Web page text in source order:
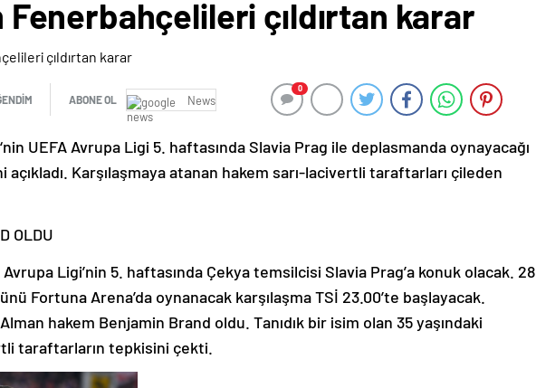
Fenerbahçelileri çıldırtan karar
ABONE OL News
0
‘nin UEFA Avrupa Ligi 5. haftasında Slavia Prag ile deplasmanda oynayacağı
açıkladı. Karşılaşmaya atanan hakem sarı-lacivertli taraftarları çileden
OLDU
Avrupa Ligi’nin 5. haftasında Çekya temsilcisi Slavia Prag’a konuk olacak. 28
Fortuna Arena’da oynanacak karşılaşma TSİ 23.00’te başlayacak.
Alman hakem Benjamin Brand oldu. Tanıdık bir isim olan 35 yaşındaki
taraftarların tepkisini çekti.